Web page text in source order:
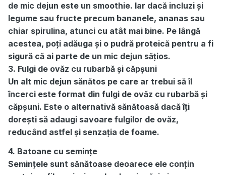
de mic dejun este un smoothie. Iar dacă incluzi și
legume sau fructe precum bananele, ananas sau
chiar spirulina, atunci cu atât mai bine. Pe lângă
acestea, poți adăuga și o pudră proteică pentru a fi
sigură că ai parte de un mic dejun sățios.
3. Fulgi de ovăz cu rubarbă și căpșuni
Un alt mic dejun sănătos pe care ar trebui să îl
încerci este format din fulgi de ovăz cu rubarbă și
căpșuni. Este o alternativă sănătoasă dacă îți
dorești să adaugi savoare fulgilor de ovăz,
reducând astfel și senzația de foame.
4. Batoane cu semințe
Semințele sunt sănătoase deoarece ele conțin